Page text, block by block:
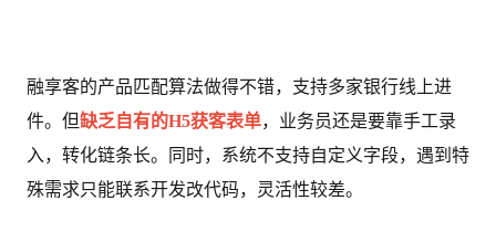
融享客的产品匹配算法做得不错，支持多家银行线上进
件。但缺乏自有的H5获客表单，业务员还是要靠手工录
入，转化链条长。同时，系统不支持自定义字段，遇到特
殊需求只能联系开发改代码，灵活性较差。